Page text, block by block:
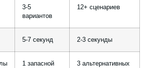
3-5
вариантов
12+ сценариев
5-7 секунд 2-3 секунды
1 запасной 3 альтернативных